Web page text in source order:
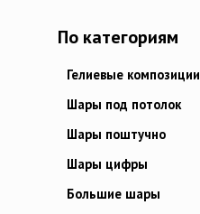
По категориям
Гелиевые композиции
Шары под потолок
Шары поштучно
Шары цифры
Большие шары